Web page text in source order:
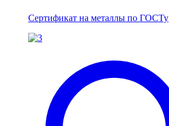
Сертификат на металлы по ГОСТу